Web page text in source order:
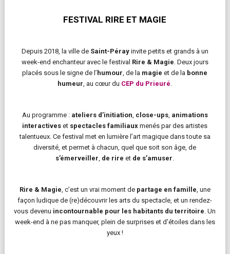
FESTIVAL RIRE ET MAGIE
Depuis 2018, la ville de Saint-Pérayinvite petits et grands à un
week-end enchanteur avec le festival Rire & Magie . Deux jours
placés sous le signe de l’humour , de la magie et de la bonne
humeur , au cœur du CEP du Prieuré
Au programme : ateliers d’initiation close-ups, animations
interactives et spectacles familiaux menés par des artistes
talentueux. Ce festival met en lumière l’art magique dans toute sa
diversité, et permet à chacun, quel que soit son âge, de
s’émerveiller de rire et de s’amuser
Rire & Magie , c’est un vrai moment de partage en famille , une
façon ludique de (re)découvrir les arts du spectacle, et un rendez-
vous devenu incontournable pour les habitants du territoire . Un
week-end à ne pas manquer, plein de surprises et d’étoiles dans les
yeux !